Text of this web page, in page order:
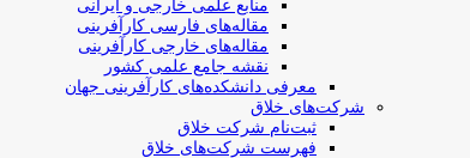
منابع علمی خارجی و ایرانی
مقاله‌های فارسی کارآفرینی
مقاله‌های خارجی کارآفرینی
نقشه جامع علمی کشور
معرفی دانشکده‌های کارآفرینی جهان
شرکت‌های خلاق
ثبت‌نام شرکت خلاق
فهرست شرکت‌های خلاق